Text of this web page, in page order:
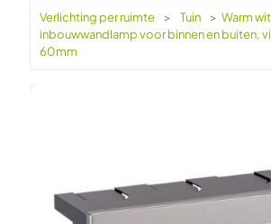
Verlichting per ruimte > Tuin > Warm
inbouwwandlamp voor binnen en buiten,
60mm